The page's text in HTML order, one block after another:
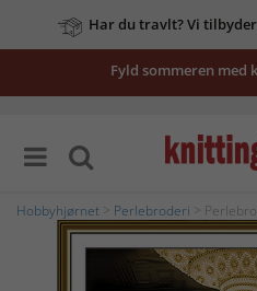
Har du travlt? Vi
Fyld sommeren med
Hobbyhjørnet Perlebroderi >